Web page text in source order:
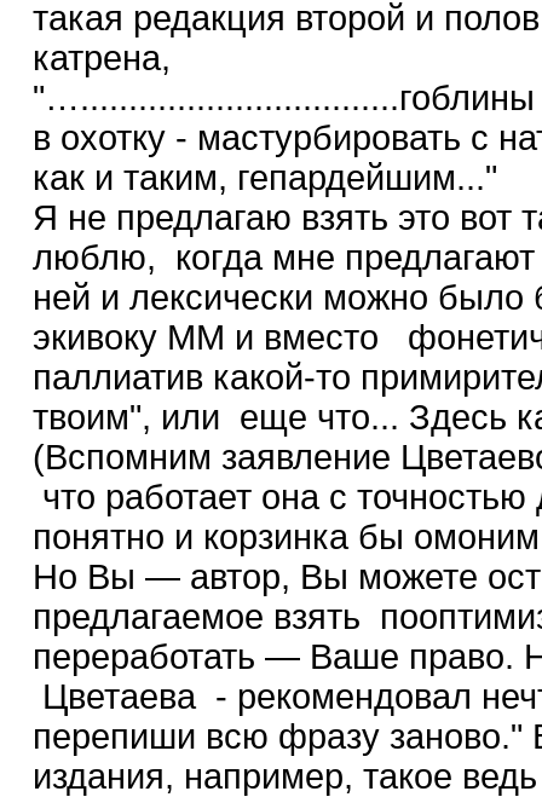
такая редакция второй и
катрена,
"….................................гоблины
в охотку - мастурбировать с
как и таким, гепардейшим..."
Я не предлагаю взять это вот
люблю, когда мне предлагают
ней и лексически можно было
экивоку ММ и вместо
паллиатив какой-то
твоим", или еще что... Здесь
(Вспомним заявление
что работает она с
понятно и корзинка бы
Но Вы — автор, Вы можете
предлагаемое взять
переработать — Ваше право.
Цветаева - рекомендовал
перепиши всю фразу заново."
издания, например, такое ведь